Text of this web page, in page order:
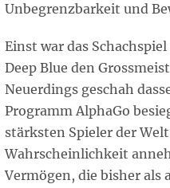
Unbegrenzbarkeit und
Einst war das
Deep Blue den
Neuerdings geschah
Programm AlphaGo
stärksten Spieler der
Wahrscheinlichkeit
Vermögen, die bisher als